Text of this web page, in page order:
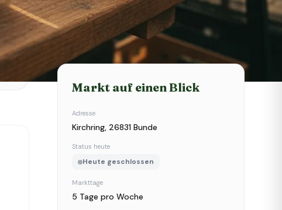
Markt auf einen Blick
Adresse
Kirchring, 26831 Bunde
Status heute
Heute geschlossen
Markttage
5 Tage pro Woche